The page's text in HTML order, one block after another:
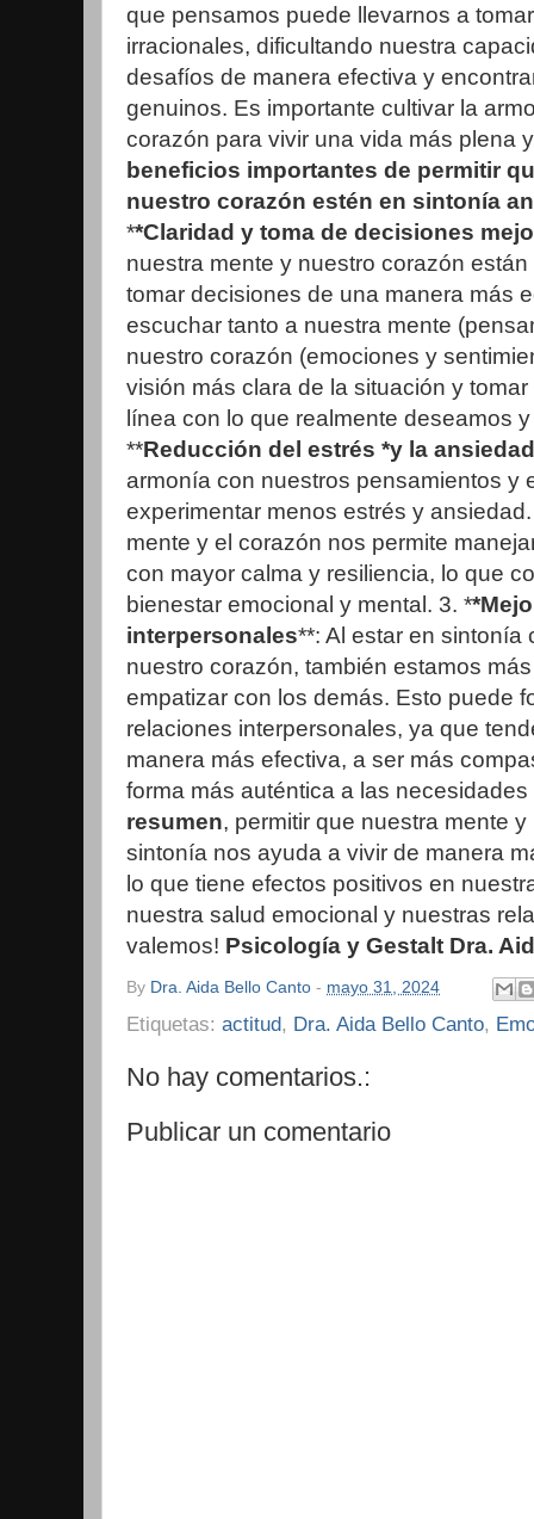
que pensamos puede llevarnos a
irracionales, dificultando nuestra
desafíos de manera efectiva y
genuinos. Es importante cultivar la
corazón para vivir una vida más plena
beneficios importantes de permitir
nuestro corazón estén en sintonía
**Claridad y toma de decisiones
nuestra mente y nuestro corazón
tomar decisiones de una manera más
escuchar tanto a nuestra mente
nuestro corazón (emociones y
visión más clara de la situación y
línea con lo que realmente deseamos
**Reducción del estrés *y la
armonía con nuestros pensamientos y
experimentar menos estrés y
mente y el corazón nos permite
con mayor calma y resiliencia, lo que
bienestar emocional y mental. 3. *
interpersonales**: Al estar en sintonía
nuestro corazón, también estamos
empatizar con los demás. Esto puede
relaciones interpersonales, ya que
manera más efectiva, a ser más
forma más auténtica a las
resumen, permitir que nuestra mente
sintonía nos ayuda a vivir de manera
lo que tiene efectos positivos en
nuestra salud emocional y nuestras
valemos! Psicología y Gestalt Dra.
By Dra. Aida Bello Canto - mayo 31, 2024
Etiquetas: actitud, Dra. Aida Bello Canto,
No hay comentarios.:
Publicar un comentario